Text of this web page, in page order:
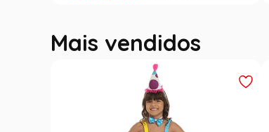
Mais vendidos